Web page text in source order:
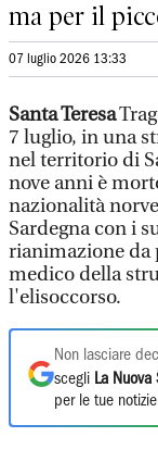
ma per il
07 luglio 2026 13:33
Santa Teresa
7 luglio, in una
nel territorio di
nove anni è
nazionalità
Sardegna con i
rianimazione da
medico della
l'elisoccorso.
Non lasciare
scegli La Nuova
per le tue